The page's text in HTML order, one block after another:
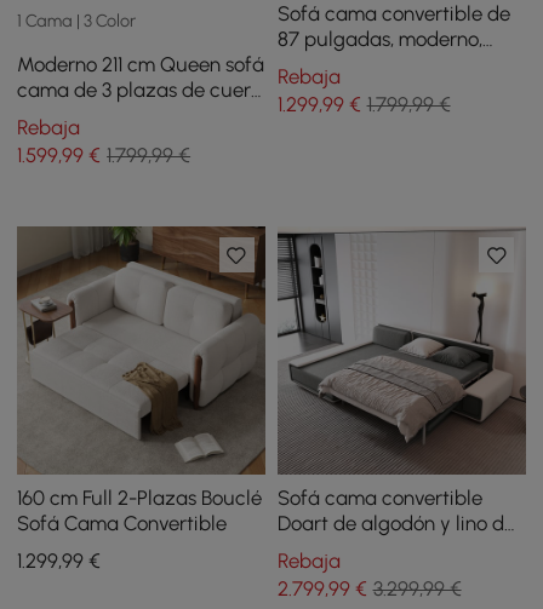
1 Cama | 3 Color
Moderno 211 cm Queen sofá
cama de 3 plazas de cuero
PU con altavoz y USB
Rebaja
1.599,99 € 1.799,99 €
Sofá cama convertible de
87 pulgadas, moderno,
color blanco, de forro polar
de cordero
Rebaja
1.299,99€ 1.799,99 €
160 cm Full 2-Plazas Bouclé
Sofá Cama Convertible
1.299,99 €
Sofá cama convertible
Doart de algodón y lino de
2750 mm, modular, en
forma de L, con esquina y 4
plazas
Rebaja
2.799,99€ 3.299,99 €